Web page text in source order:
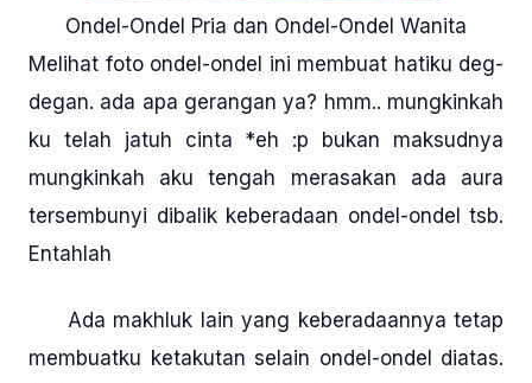
Ondel-Ondel Pria dan Ondel-Ondel Wanita
Melihat foto ondel-ondel ini membuat hatiku deg-
degan. ada apa gerangan ya? hmm.. mungkinkah
ku telah jatuh cinta *eh :p bukan maksudnya
mungkinkah aku tengah merasakan ada aura
tersembunyi dibalik keberadaan ondel-ondel tsb.
Entahlah
Ada makhluk lain yang keberadaannya tetap
membuatku ketakutan selain ondel-ondel diatas.